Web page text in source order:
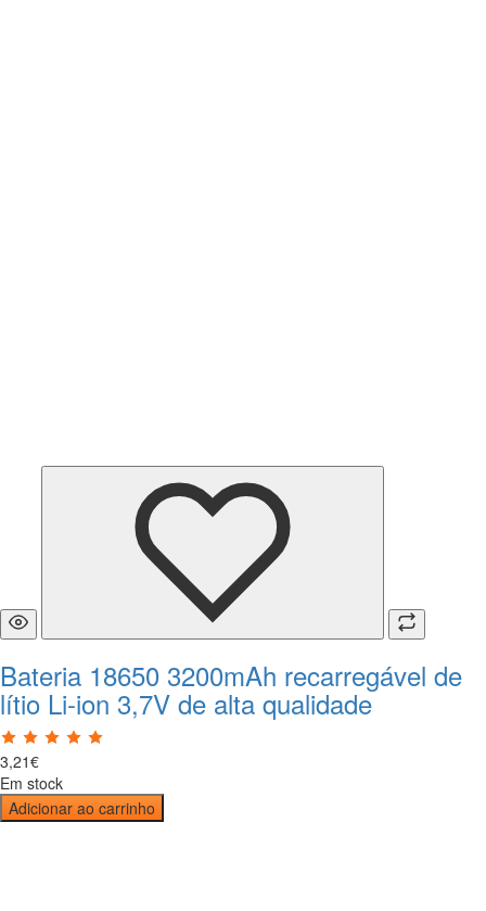
Bateria 18650 3200mAh recarregável de
lítio Li-ion 3,7V de alta qualidade
3,21€
Em stock
Adicionar ao carrinho